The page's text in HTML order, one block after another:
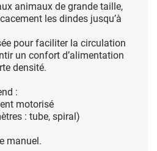
animaux de grande taille,
les dindes jusqu’à
pour faciliter la circulation
un confort d’alimentation
densité.
:
motorisé
: tube, spiral)
manuel.